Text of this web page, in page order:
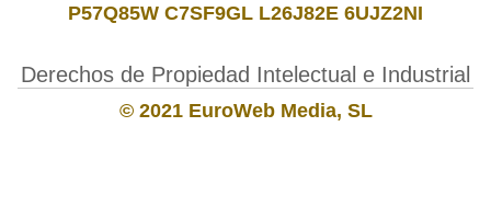
P57Q85W C7SF9GL L26J82E 6UJZ2NI
Derechos de Propiedad Intelectual e Industrial
© 2021 EuroWeb Media, SL